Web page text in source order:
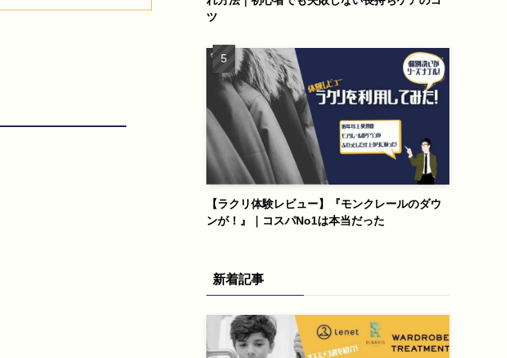
ツ
【ラクリ体験レビュー】『モンクレールのダウ
ンが！』｜コスパNo1は本当だった
新着記事